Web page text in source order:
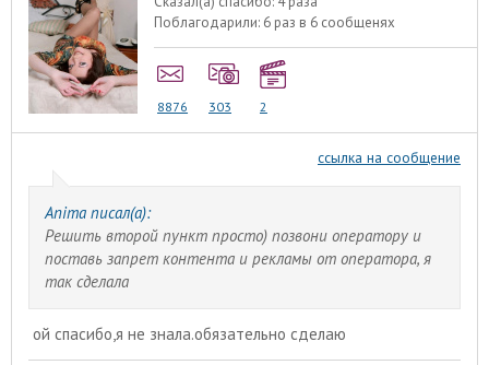
Поблагодарили: 6 раз в 6 сообщенях
8876 303 2
ссылка на сообщение
Anima писал(а):
Решить второй пункт просто) позвони оператору и
поставь запрет контента и рекламы от оператора, я
так сделала
ой спасибо,я не знала.обязательно сделаю